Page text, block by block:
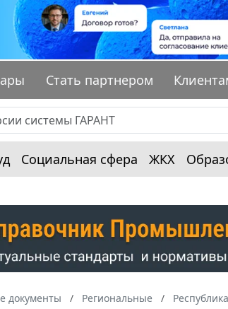
Стать партнером
Социальная сфера ЖКХ
документы Региональные